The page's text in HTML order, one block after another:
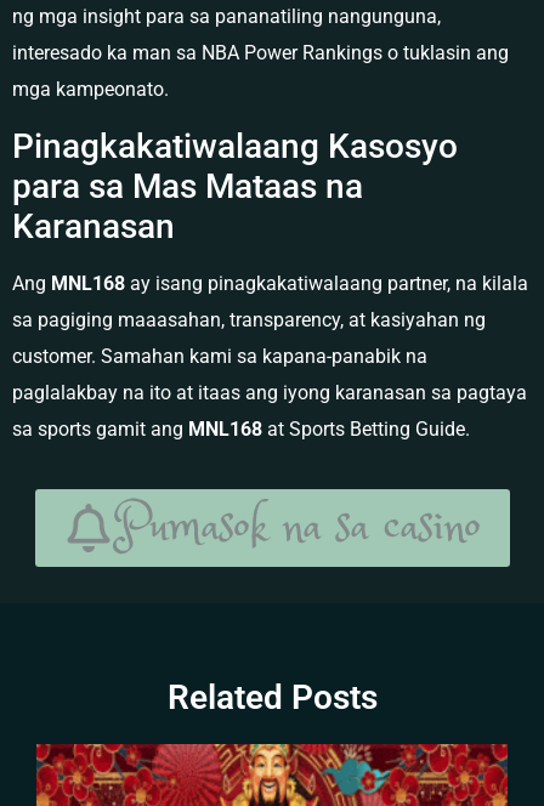
ng mga insight para sa pananatiling nangunguna,
interesado ka man sa NBA Power Rankings o tuklasin ang
mga kampeonato.
Pinagkakatiwalaang Kasosyo
para sa Mas Mataas na
Karanasan
Ang MNL168 ay isang pinagkakatiwalaang partner, na kilala
sa pagiging maaasahan, transparency, at kasiyahan ng
customer. Samahan kami sa kapana-panabik na
paglalakbay na ito at itaas ang iyong karanasan sa pagtaya
sa sports gamit ang MNL168 at Sports Betting Guide.
Pumasok na sa casino
Related Posts